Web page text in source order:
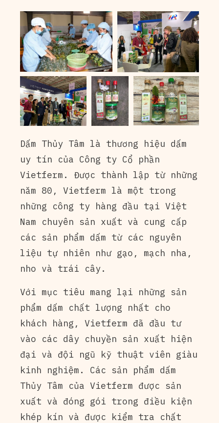
Dấm Thủy Tâm là thương hiệu dấm
uy tín của Công ty Cổ phần
Vietferm. Được thành lập từ những
năm 80, Vietferm là một trong
những công ty hàng đầu tại Việt
Nam chuyên sản xuất và cung cấp
các sản phẩm dấm từ các nguyên
liệu tự nhiên như gạo, mạch nha,
nho và trái cây.
Với mục tiêu mang lại những sản
phẩm dấm chất lượng nhất cho
khách hàng, Vietferm đã đầu tư
vào các dây chuyền sản xuất hiện
đại và đội ngũ kỹ thuật viên giàu
kinh nghiệm. Các sản phẩm dấm
Thủy Tâm của Vietferm được sản
xuất và đóng gói trong điều kiện
khép kín và được kiểm tra chất